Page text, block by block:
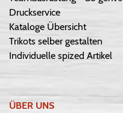
Druckservice
Kataloge Übersicht
Trikots selber gestalten
Individuelle spized Artikel
ÜBER UNS